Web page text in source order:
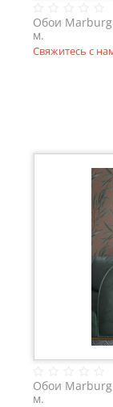
Обои
м.
Свяжитесь с
Обои
м.